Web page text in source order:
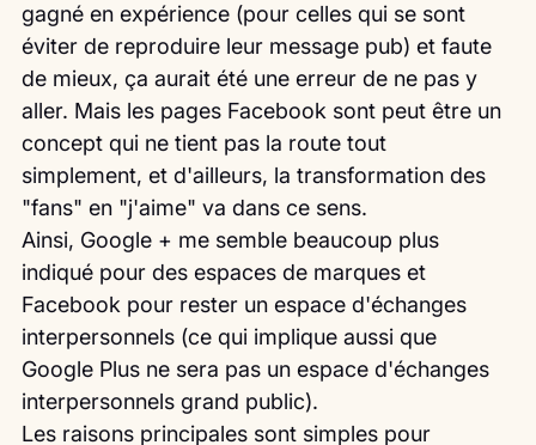
gagné en expérience (pour celles qui se sont
éviter de reproduire leur message pub) et faute
de mieux, ça aurait été une erreur de ne pas y
aller. Mais les pages Facebook sont peut être un
concept qui ne tient pas la route tout
simplement, et d'ailleurs, la transformation des
"fans" en "j'aime" va dans ce sens.
Ainsi, Google + me semble beaucoup plus
indiqué pour des espaces de marques et
Facebook pour rester un espace d'échanges
interpersonnels (ce qui implique aussi que
Google Plus ne sera pas un espace d'échanges
interpersonnels grand public).
Les raisons principales sont simples pour